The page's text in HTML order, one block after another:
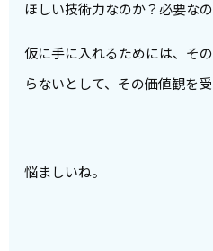
ほしい技術力なのか？必要な
仮に手に入れるためには、そ
らないとして、その価値観を
悩ましいね。